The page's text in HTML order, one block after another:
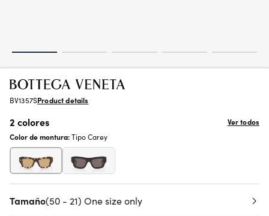
BV1357SProduct details
2 colores
Ver todos
Color de montura:Tipo Carey
Tamaño(50 - 21) One size only